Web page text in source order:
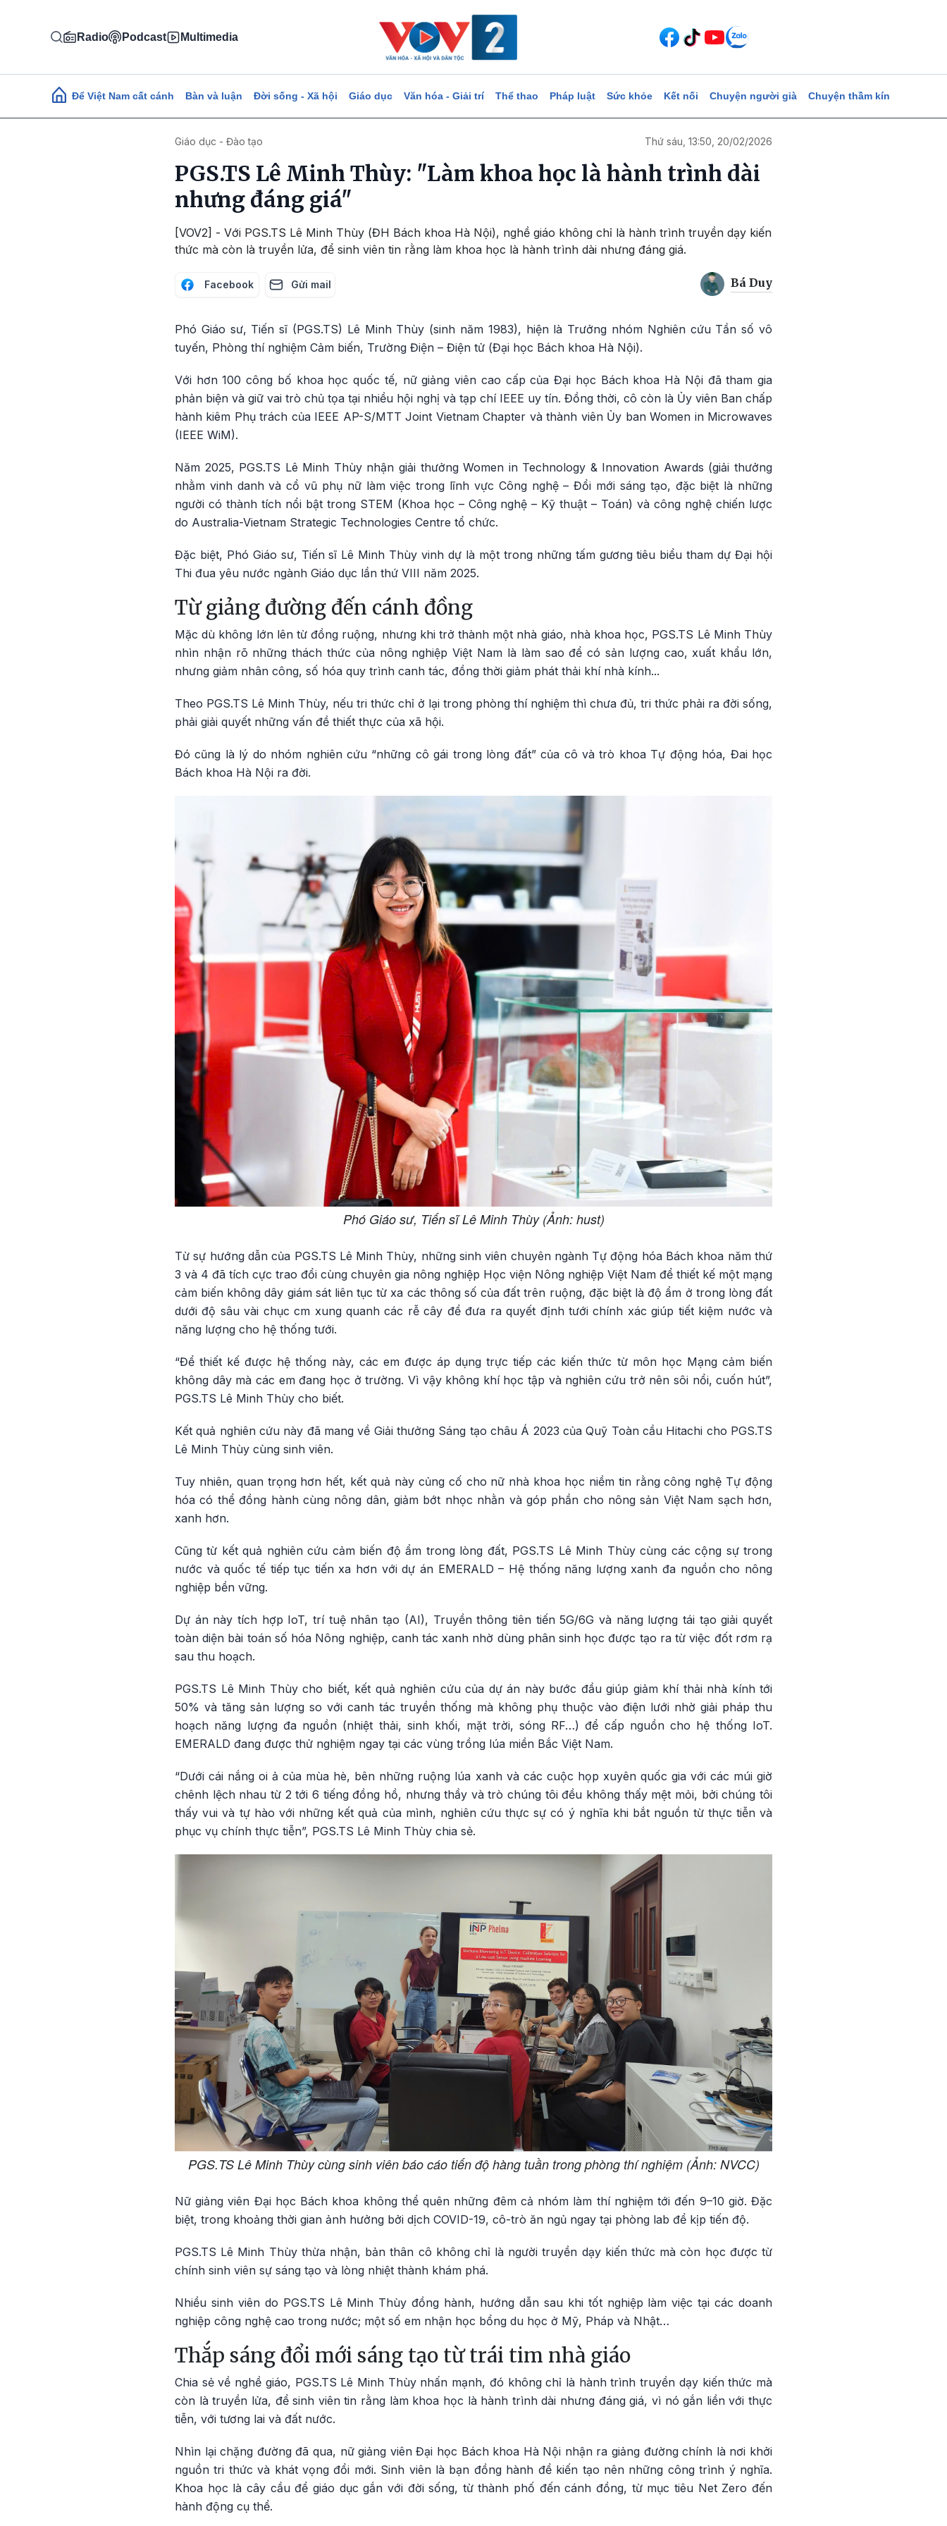
Radio Podcast Multimedia
Main navigation
Để Việt Nam cất cánh Bàn và luận Đời sống - Xã hội Giáo dục Văn hóa - Giải trí Thể thao Pháp luật Sức khỏe Kết nối Chuyện người già Chuyện thầm kín
Giáo dục - Đào tạo Thứ sáu, 13:50, 20/02/2026
PGS.TS Lê Minh Thùy: "Làm khoa học là hành trình dài
nhưng đáng giá"
[VOV2] - Với PGS.TS Lê Minh Thùy (ĐH Bách khoa Hà Nội), nghề giáo không chỉ là hành trình truyền dạy kiến
thức mà còn là truyền lửa, để sinh viên tin rằng làm khoa học là hành trình dài nhưng đáng giá.
Facebook Gửi mail Bá Duy
Phó Giáo sư, Tiến sĩ (PGS.TS) Lê Minh Thùy (sinh năm 1983), hiện là Trưởng nhóm Nghiên cứu Tần số vô
tuyến, Phòng thí nghiệm Cảm biến, Trường Điện – Điện tử (Đại học Bách khoa Hà Nội).
Với hơn 100 công bố khoa học quốc tế, nữ giảng viên cao cấp của Đại học Bách khoa Hà Nội đã tham gia
phản biện và giữ vai trò chủ tọa tại nhiều hội nghị và tạp chí IEEE uy tín. Đồng thời, cô còn là Ủy viên Ban chấp
hành kiêm Phụ trách của IEEE AP-S/MTT Joint Vietnam Chapter và thành viên Ủy ban Women in Microwaves
(IEEE WiM).
Năm 2025, PGS.TS Lê Minh Thùy nhận giải thưởng Women in Technology & Innovation Awards (giải thưởng
nhằm vinh danh và cổ vũ phụ nữ làm việc trong lĩnh vực Công nghệ – Đổi mới sáng tạo, đặc biệt là những
người có thành tích nổi bật trong STEM (Khoa học – Công nghệ – Kỹ thuật – Toán) và công nghệ chiến lược
do Australia-Vietnam Strategic Technologies Centre tổ chức.
Đặc biệt, Phó Giáo sư, Tiến sĩ Lê Minh Thùy vinh dự là một trong những tấm gương tiêu biểu tham dự Đại hội
Thi đua yêu nước ngành Giáo dục lần thứ VIII năm 2025.
Từ giảng đường đến cánh đồng
Mặc dù không lớn lên từ đồng ruộng, nhưng khi trở thành một nhà giáo, nhà khoa học, PGS.TS Lê Minh Thùy
nhìn nhận rõ những thách thức của nông nghiệp Việt Nam là làm sao để có sản lượng cao, xuất khẩu lớn,
nhưng giảm nhân công, số hóa quy trình canh tác, đồng thời giảm phát thải khí nhà kính...
Theo PGS.TS Lê Minh Thùy, nếu tri thức chỉ ở lại trong phòng thí nghiệm thì chưa đủ, tri thức phải ra đời sống,
phải giải quyết những vấn đề thiết thực của xã hội.
Đó cũng là lý do nhóm nghiên cứu “những cô gái trong lòng đất” của cô và trò khoa Tự động hóa, Đai học
Bách khoa Hà Nội ra đời.
Phó Giáo sư, Tiến sĩ Lê Minh Thùy (Ảnh: hust)
Từ sự hướng dẫn của PGS.TS Lê Minh Thùy, những sinh viên chuyên ngành Tự động hóa Bách khoa năm thứ
3 và 4 đã tích cực trao đổi cùng chuyên gia nông nghiệp Học viện Nông nghiệp Việt Nam để thiết kế một mạng
cảm biến không dây giám sát liên tục từ xa các thông số của đất trên ruộng, đặc biệt là độ ẩm ở trong lòng đất
dưới độ sâu vài chục cm xung quanh các rễ cây để đưa ra quyết định tưới chính xác giúp tiết kiệm nước và
năng lượng cho hệ thống tưới.
“Để thiết kế được hệ thống này, các em được áp dụng trực tiếp các kiến thức từ môn học Mạng cảm biến
không dây mà các em đang học ở trường. Vì vậy không khí học tập và nghiên cứu trở nên sôi nổi, cuốn hút”,
PGS.TS Lê Minh Thùy cho biết.
Kết quả nghiên cứu này đã mang về Giải thưởng Sáng tạo châu Á 2023 của Quỹ Toàn cầu Hitachi cho PGS.TS
Lê Minh Thùy cùng sinh viên.
Tuy nhiên, quan trọng hơn hết, kết quả này củng cố cho nữ nhà khoa học niềm tin rằng công nghệ Tự động
hóa có thể đồng hành cùng nông dân, giảm bớt nhọc nhằn và góp phần cho nông sản Việt Nam sạch hơn,
xanh hơn.
Cũng từ kết quả nghiên cứu cảm biến độ ẩm trong lòng đất, PGS.TS Lê Minh Thùy cùng các cộng sự trong
nước và quốc tế tiếp tục tiến xa hơn với dự án EMERALD – Hệ thống năng lượng xanh đa nguồn cho nông
nghiệp bền vững.
Dự án này tích hợp IoT, trí tuệ nhân tạo (AI), Truyền thông tiên tiến 5G/6G và năng lượng tái tạo giải quyết
toàn diện bài toán số hóa Nông nghiệp, canh tác xanh nhờ dùng phân sinh học được tạo ra từ việc đốt rơm rạ
sau thu hoạch.
PGS.TS Lê Minh Thùy cho biết, kết quả nghiên cứu của dự án này bước đầu giúp giảm khí thải nhà kính tới
50% và tăng sản lượng so với canh tác truyền thống mà không phụ thuộc vào điện lưới nhờ giải pháp thu
hoạch năng lượng đa nguồn (nhiệt thải, sinh khối, mặt trời, sóng RF…) để cấp nguồn cho hệ thống IoT.
EMERALD đang được thử nghiệm ngay tại các vùng trồng lúa miền Bắc Việt Nam.
“Dưới cái nắng oi ả của mùa hè, bên những ruộng lúa xanh và các cuộc họp xuyên quốc gia với các múi giờ
chênh lệch nhau từ 2 tới 6 tiếng đồng hồ, nhưng thầy và trò chúng tôi đều không thấy mệt mỏi, bởi chúng tôi
thấy vui và tự hào với những kết quả của mình, nghiên cứu thực sự có ý nghĩa khi bắt nguồn từ thực tiễn và
phục vụ chính thực tiễn”, PGS.TS Lê Minh Thùy chia sẻ.
PGS.TS Lê Minh Thùy cùng sinh viên báo cáo tiến độ hàng tuần trong phòng thí nghiệm (Ảnh: NVCC)
Nữ giảng viên Đại học Bách khoa không thể quên những đêm cả nhóm làm thí nghiệm tới đến 9–10 giờ. Đặc
biệt, trong khoảng thời gian ảnh hưởng bởi dịch COVID-19, cô-trò ăn ngủ ngay tại phòng lab để kịp tiến độ.
PGS.TS Lê Minh Thùy thừa nhận, bản thân cô không chỉ là người truyền dạy kiến thức mà còn học được từ
chính sinh viên sự sáng tạo và lòng nhiệt thành khám phá.
Nhiều sinh viên do PGS.TS Lê Minh Thùy đồng hành, hướng dẫn sau khi tốt nghiệp làm việc tại các doanh
nghiệp công nghệ cao trong nước; một số em nhận học bổng du học ở Mỹ, Pháp và Nhật…
Thắp sáng đổi mới sáng tạo từ trái tim nhà giáo
Chia sẻ về nghề giáo, PGS.TS Lê Minh Thùy nhấn mạnh, đó không chỉ là hành trình truyền dạy kiến thức mà
còn là truyền lửa, để sinh viên tin rằng làm khoa học là hành trình dài nhưng đáng giá, vì nó gắn liền với thực
tiễn, với tương lai và đất nước.
Nhìn lại chặng đường đã qua, nữ giảng viên Đại học Bách khoa Hà Nội nhận ra giảng đường chính là nơi khởi
nguồn tri thức và khát vọng đổi mới. Sinh viên là bạn đồng hành để kiến tạo nên những công trình ý nghĩa.
Khoa học là cây cầu để giáo dục gắn với đời sống, từ thành phố đến cánh đồng, từ mục tiêu Net Zero đến
hành động cụ thể.